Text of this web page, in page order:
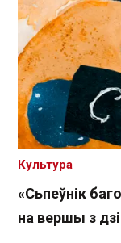
«Сьпеўнік
на вершы з
Культура